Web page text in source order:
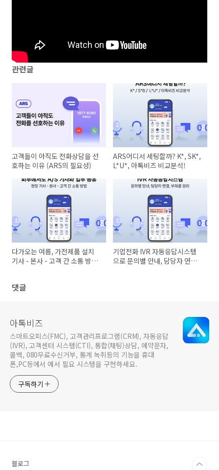
관련글
고객들이 아직도 전화상담을 선
호하는 이유 (ARS의 필요성)
ARS어디서 세팅할까? K*, SK*,
L*U*, 아톡비즈 비교분석!
다가오는 여름, 가전제품 설치
기사 - 본사 - 고객 간 소통 방법
기업전화 IVR 자동응답시스템
으로 문의별 안내, 담당자 연결,
댓글
아톡비즈
스마트오피스(FMC), 고객관리프로그램(CRM), 자동응답
(IVR), 고객센터 시스템(CTI), 통합(채팅)상담, 예약문자,
콜백, 080무료수신거부, 통계 녹취등의 기능을 휴대
폰,PC등에서 에서 필요 시스템을 구현하세요.
구독하기
블로그